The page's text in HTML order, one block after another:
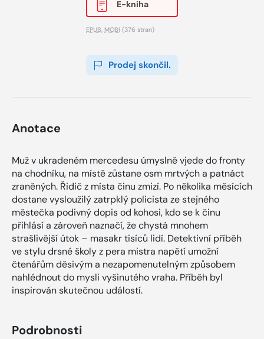
E-kniha
EPUB, MOBI (376 stran)
Prodej skončil.
Anotace
Muž v ukradeném mercedesu úmyslně vjede do fronty
na chodníku, na místě zůstane osm mrtvých a patnáct
zraněných. Řidič z místa činu zmizí. Po několika měsících
dostane vysloužilý zatrpklý policista ze stejného
městečka podivný dopis od kohosi, kdo se k činu
přihlásí a zároveň naznačí, že chystá mnohem
strašlivější útok – masakr tisíců lidí. Detektivní příběh
ve stylu drsné školy z pera mistra napětí umožní
čtenářům děsivým a nezapomenutelným způsobem
nahlédnout do mysli vyšinutého vraha. Příběh byl
inspirován skutečnou událostí.
Podrobnosti